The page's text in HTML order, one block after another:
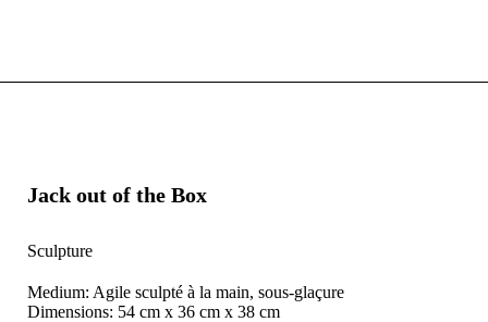
Jack out of the Box
Sculpture
Medium: Agile sculpté à la main, sous-glaçure
Dimensions: 54 cm x 36 cm x 38 cm